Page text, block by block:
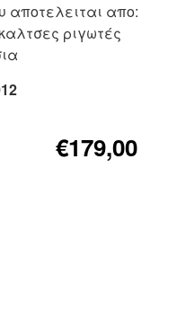
αποτελειται απο:
ριγωτές
€179,00